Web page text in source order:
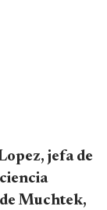
jefa de
Muchtek,